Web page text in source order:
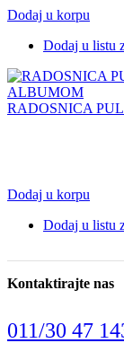
Dodaj u korpu
Dodaj u listu
RADOSNICA
Dodaj u korpu
Dodaj u listu
Kontaktirajte nas
011/30 47